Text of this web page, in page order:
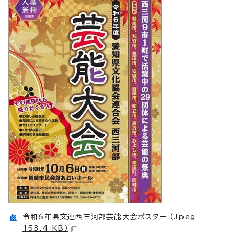
令和6年県文連西三河部芸能大会ポスター （Jpeg
153.4 KB）